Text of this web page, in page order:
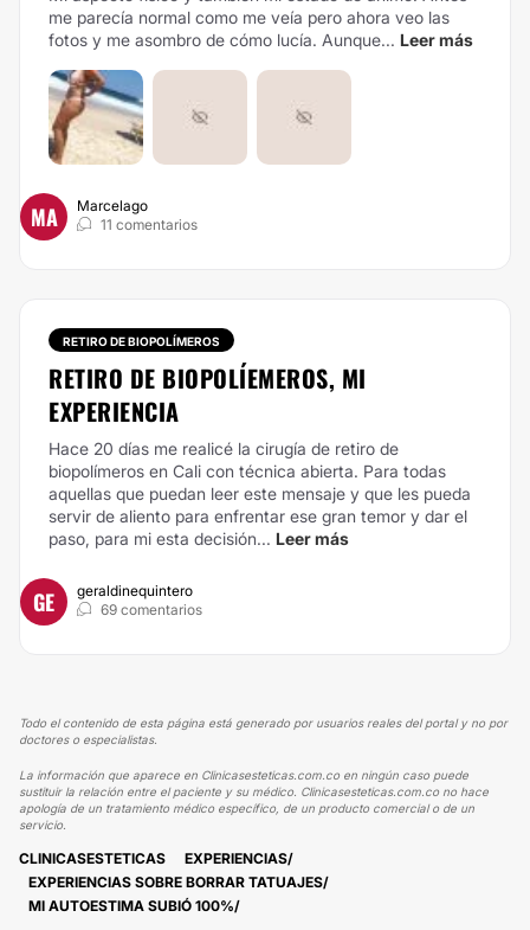
me parecía normal como me veía pero ahora veo las
fotos y me asombro de cómo lucía. Aunque... Leer más
MA
Marcelago
11 comentarios
RETIRO DE BIOPOLÍMEROS
RETIRO DE BIOPOLÍEMEROS, MI
EXPERIENCIA
Hace 20 días me realicé la cirugía de retiro de
biopolímeros en Cali con técnica abierta. Para todas
aquellas que puedan leer este mensaje y que les pueda
servir de aliento para enfrentar ese gran temor y dar el
paso, para mi esta decisión... Leer más
GE
geraldinequintero
69 comentarios
Todo el contenido de esta página está generado por usuarios reales del portal y no por
doctores o especialistas.
La información que aparece en Clinicasesteticas.com.co en ningún caso puede
sustituir la relación entre el paciente y su médico. Clinicasesteticas.com.co no hace
apología de un tratamiento médico específico, de un producto comercial o de un
servicio.
CLINICASESTETICAS
EXPERIENCIAS
EXPERIENCIAS SOBRE BORRAR TATUAJES
MI AUTOESTIMA SUBIÓ 100%